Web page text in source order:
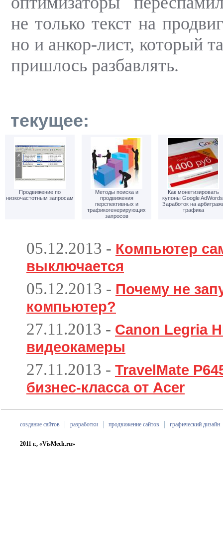
не только текст на
но и анкор-лист, который
пришлось разбавлять.
текущее:
Продвижение по
низкочастотным запросам
Методы поиска и
продвижения
перспективных и
трафикогенерирующих
запросов
Как монетизировать
купоны Google
Заработок на
трафика
05.12.2013 - Компьютер
выключается
05.12.2013 - Почему не
компьютер?
27.11.2013 - Canon Legria
видеокамеры
27.11.2013 - TravelMate
бизнес-класса от Acer
создание сайтов разработки продвижение сайтов графический дизайн
2011 г., «VisMech.ru»